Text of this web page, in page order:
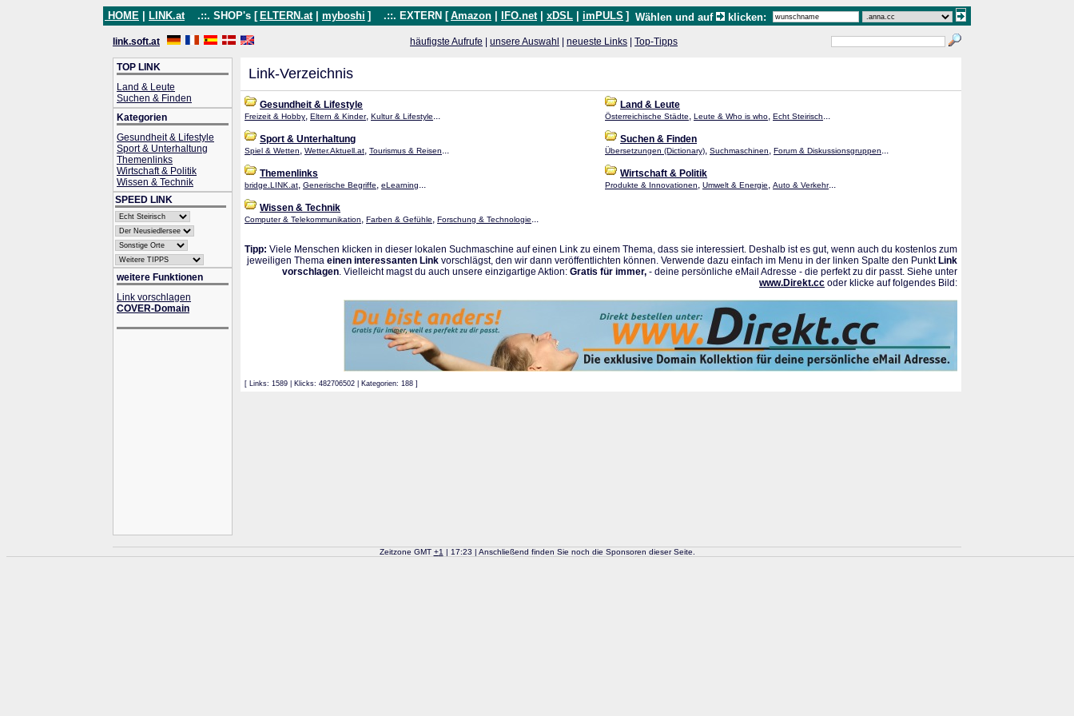
HOME LINK.at .::. SHOP's [ ELTERN.at myboshi ] .::. EXTERN [ Amazon IFO.net xDSL imPULS ] Wählen und auf klicken:
link.soft.at häufigste Aufrufe unsere Auswahl neueste Links Top-Tipps
TOP LINK
Land & Leute
Suchen & Finden
Kategorien
Gesundheit & Lifestyle
Sport & Unterhaltung
Themenlinks
Wirtschaft & Politik
Wissen & Technik
SPEED LINK
weitere Funktionen
Link vorschlagen
COVER-Domain
Link-Verzeichnis
Gesundheit & Lifestyle
Freizeit & Hobby, Eltern & Kinder, Kultur & Lifestyle...
Land & Leute
Österreichische Städte, Leute & Who is who, Echt Steirisch...
Sport & Unterhaltung
Spiel & Wetten, Wetter.Aktuell.at, Tourismus & Reisen...
Suchen & Finden
Übersetzungen (Dictionary), Suchmaschinen, Forum & Diskussionsgruppen...
Themenlinks
bridge.LINK.at, Generische Begriffe, eLearning...
Wirtschaft & Politik
Produkte & Innovationen, Umwelt & Energie, Auto & Verkehr...
Wissen & Technik
Computer & Telekommunikation, Farben & Gefühle, Forschung & Technologie...
Tipp: Viele Menschen klicken in dieser lokalen Suchmaschine auf einen Link zu einem Thema, dass sie interessiert. Deshalb ist es gut, wenn auch du kostenlos zum
jeweiligen Thema einen interessanten Link vorschlägst, den wir dann veröffentlichten können. Verwende dazu einfach im Menu in der linken Spalte den Punkt Link
vorschlagen. Vielleicht magst du auch unsere einzigartige Aktion: Gratis für immer, - deine persönliche eMail Adresse - die perfekt zu dir passt. Siehe unter
www.Direkt.cc oder klicke auf folgendes Bild:
[ Links: 1589 | Klicks: 482706502 | Kategorien: 188 ]
Zeitzone GMT +1 | 17:23 | Anschließend finden Sie noch die Sponsoren dieser Seite.